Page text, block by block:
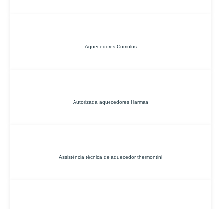
Aquecedores Cumulus
Autorizada aquecedores Harman
Assistência técnica de aquecedor thermontini